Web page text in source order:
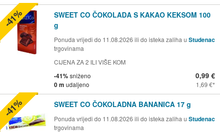
SWEET CO ČOKOLADA S KAKAO KEKSOM 100
g
Ponuda vrijedi do 11.08.2026 ili do isteka zaliha u Studenac
trgovinama
CIJENA ZA 2 ILI VIŠE KOM
-41%sniženo
0 m udaljeno
0,99 €
1,69 €
-41%
SWEET CO ČOKOLADNA BANANICA 17 g
Ponuda vrijedi do 11.08.2026 ili do isteka zaliha u Studenac
trgovinama
-41%